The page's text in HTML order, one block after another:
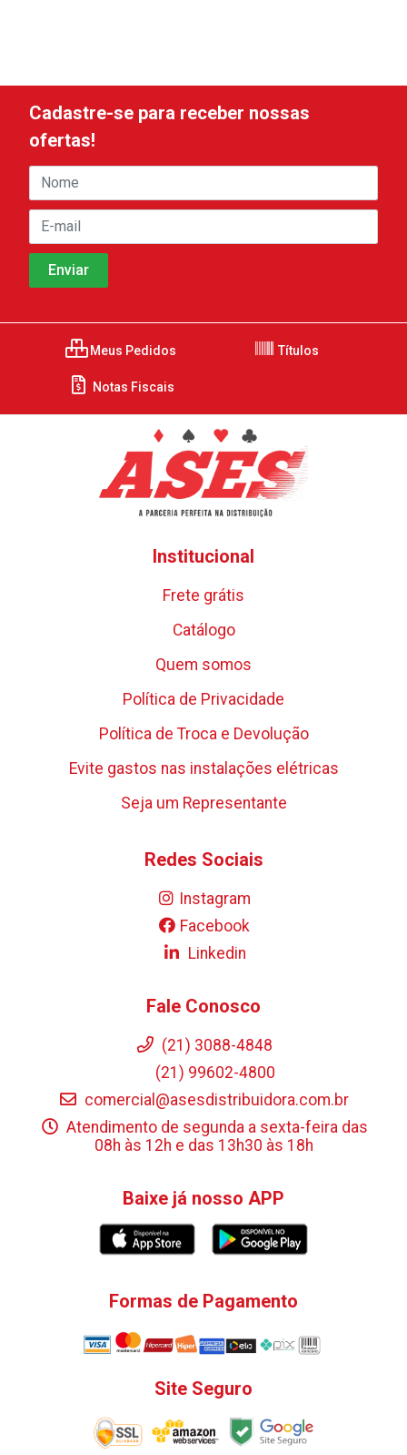
Cadastre-se para receber nossas
ofertas!
Meus Pedidos Títulos
Notas Fiscais
Institucional
Frete grátis
Catálogo
Quem somos
Política de Privacidade
Política de Troca e Devolução
Evite gastos nas instalações elétricas
Seja um Representante
Redes Sociais
Instagram
Facebook
Linkedin
Fale Conosco
(21) 3088-4848
(21) 99602-4800
comercial@asesdistribuidora.com.br
Atendimento de segunda a sexta-feira das
08h às 12h e das 13h30 às 18h
Baixe já nosso APP
Formas de Pagamento
Site Seguro